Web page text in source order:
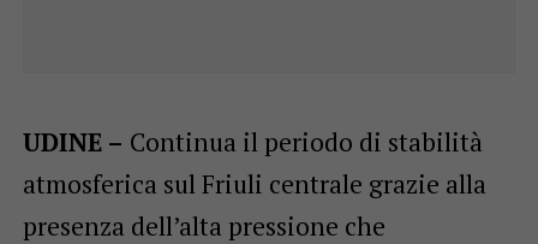
UDINE – Continua il periodo di stabilità
atmosferica sul Friuli centrale grazie alla
presenza dell’alta pressione che